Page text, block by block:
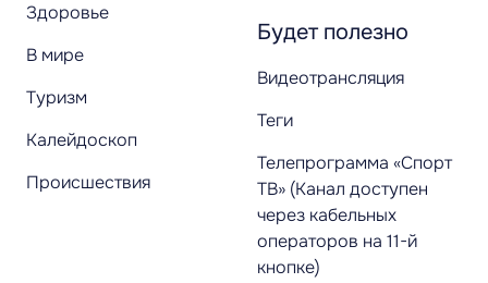
Здоровье
В мире
Туризм
Калейдоскоп
Происшествия
Будет полезно
Видеотрансляция
Теги
Телепрограмма «Спорт
ТВ» (Канал доступен
через кабельных
операторов на 11-й
кнопке)